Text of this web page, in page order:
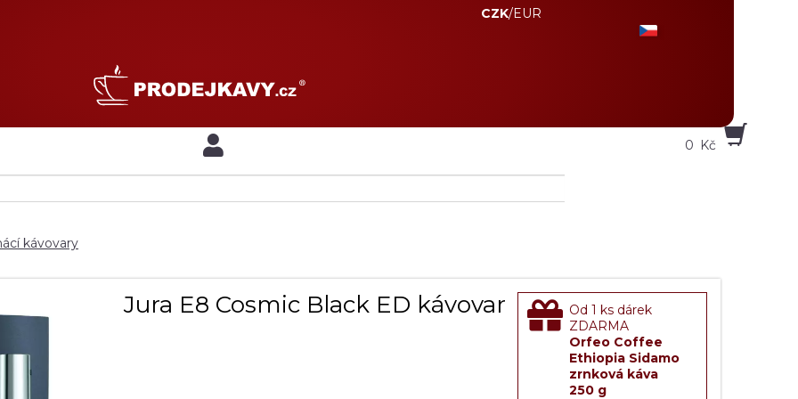
CZK/EUR
0 Kč
kávovary
Jura E8 Cosmic Black ED kávovar Od 1 ks dárek
ZDARMA
Orfeo Coffee
Ethiopia Sidamo
zrnková káva
250 g